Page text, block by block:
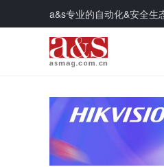
a&s专业的自动化&安全生